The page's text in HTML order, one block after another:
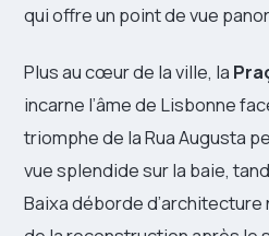
qui offre un point de vue
Plus au cœur de la ville, la
incarne l’âme de Lisbonne
triomphe de la Rua Augusta
vue splendide sur la baie,
Baixa déborde